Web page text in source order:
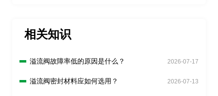
相关知识
溢流阀故障率低的原因是什么？ 2026-07-17
溢流阀密封材料应如何选用？ 2026-07-13